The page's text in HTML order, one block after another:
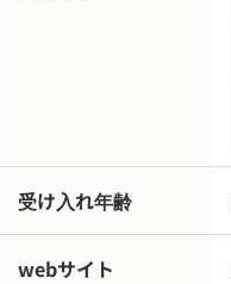
受け入れ年齢
webサイト